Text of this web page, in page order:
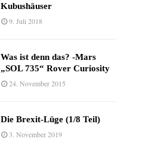
Kubushäuser
9. Juli 2018
Was ist denn das? -Mars
„SOL 735“ Rover Curiosity
24. November 2015
Die Brexit-Lüge (1/8 Teil)
3. November 2019